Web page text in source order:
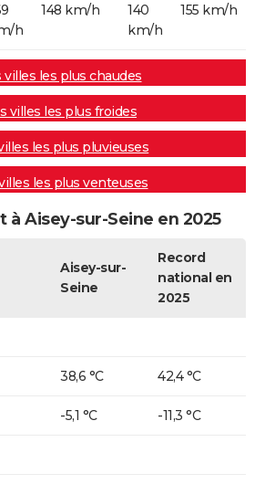
h
148 km/h
140
km/h
155 km/h
villes les plus chaudes
villes les plus froides
les plus pluvieuses
les plus venteuses
à Aisey-sur-Seine en 2025
Aisey-sur-
Seine
Record
national en
2025
38,6 °C 42,4 °C
-5,1 °C -11,3 °C